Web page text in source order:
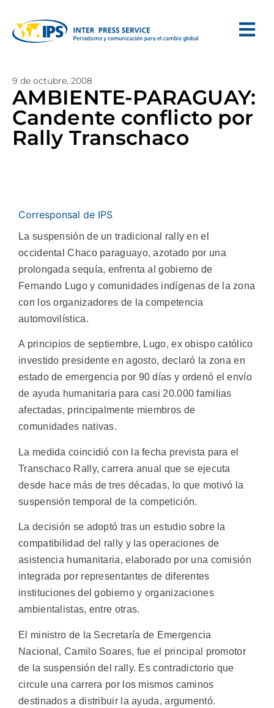
9 de octubre, 2008
AMBIENTE-PARAGUAY:
Candente conflicto por
Rally Transchaco
Corresponsal de IPS
La suspensión de un tradicional rally en el
occidental Chaco paraguayo, azotado por una
prolongada sequía, enfrenta al gobierno de
Fernando Lugo y comunidades indígenas de la zona
con los organizadores de la competencia
automovilística.
A principios de septiembre, Lugo, ex obispo católico
investido presidente en agosto, declaró la zona en
estado de emergencia por 90 días y ordenó el envío
de ayuda humanitaria para casi 20.000 familias
afectadas, principalmente miembros de
comunidades nativas.
La medida coincidió con la fecha prevista para el
Transchaco Rally, carrera anual que se ejecuta
desde hace más de tres décadas, lo que motivó la
suspensión temporal de la competición.
La decisión se adoptó tras un estudio sobre la
compatibilidad del rally y las operaciones de
asistencia humanitaria, elaborado por una comisión
integrada por representantes de diferentes
instituciones del gobierno y organizaciones
ambientalistas, entre otras.
El ministro de la Secretaría de Emergencia
Nacional, Camilo Soares, fue el principal promotor
de la suspensión del rally. Es contradictorio que
circule una carrera por los mismos caminos
destinados a distribuir la ayuda, argumentó.